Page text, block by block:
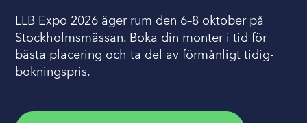
LLB Expo 2026 äger rum den 6–8 oktober på
Stockholmsmässan. Boka din monter i tid för
bästa placering och ta del av förmånligt tidig-
bokningspris.